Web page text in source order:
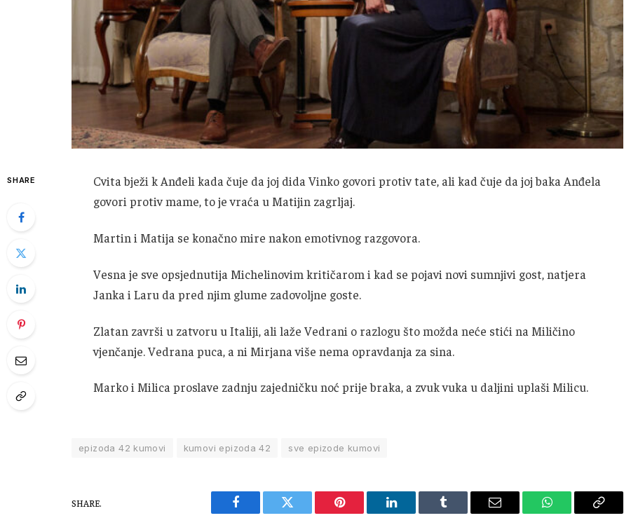
SHARE
Cvita bježi k Anđeli kada čuje da joj dida Vinko govori protiv tate, ali kad čuje da joj baka Anđela
govori protiv mame, to je vraća u Matijin zagrljaj.
Martin i Matija se konačno mire nakon emotivnog razgovora.
Vesna je sve opsjednutija Michelinovim kritičarom i kad se pojavi novi sumnjivi gost, natjera
Janka i Laru da pred njim glume zadovoljne goste.
Zlatan završi u zatvoru u Italiji, ali laže Vedrani o razlogu što možda neće stići na Miličino
vjenčanje. Vedrana puca, a ni Mirjana više nema opravdanja za sina.
Marko i Milica proslave zadnju zajedničku noć prije braka, a zvuk vuka u daljini uplaši Milicu.
epizoda 42 kumovi kumovi epizoda 42 sve epizode kumovi
SHARE.
Facebook Twitter Pinterest LinkedIn Tumblr Email WhatsAppCopy